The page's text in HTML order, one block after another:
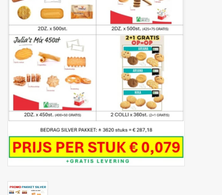
Botanicals
Snoeppot-Snoep
Kassarollen
Cleaning-producten
Relatiegeschenken
Koffiemachines
Verpakking